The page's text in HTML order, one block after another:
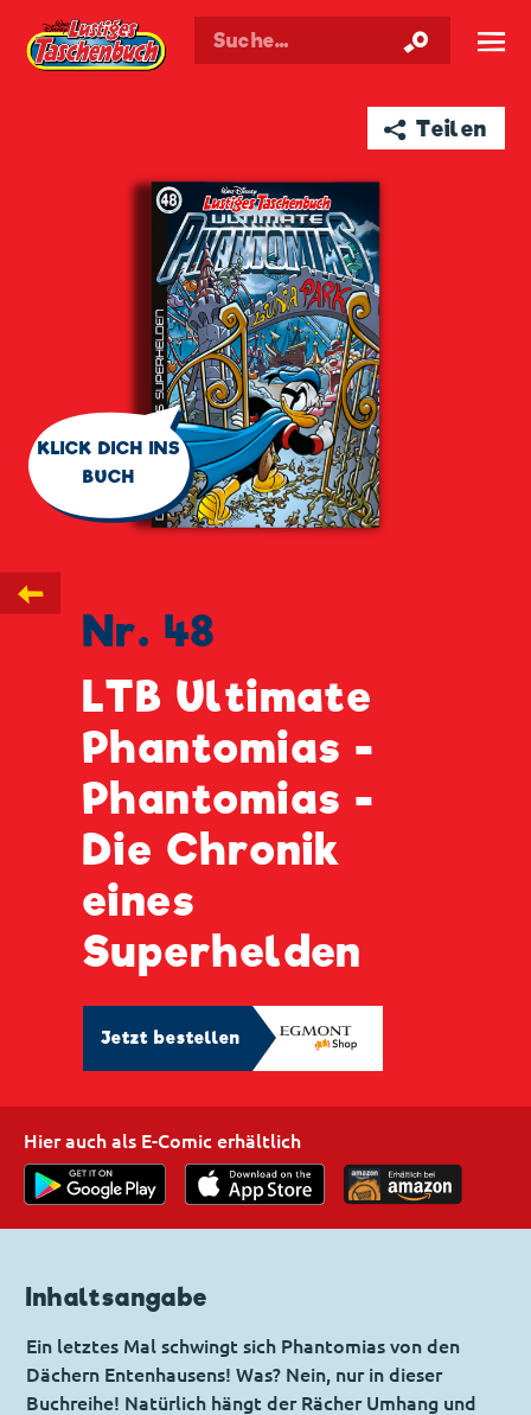
Walt Disneys Taschenbuch ☰
➦ Teilen
←
🗨
KLICK DICH INS
BUCH
Nr. 48
LTB Ultimate
Phantomias -
Phantomias -
Die Chronik
eines
Superhelden
Jetzt bestellen
Hier auch als E-Comic erhältlich
Inhaltsangabe
Ein letztes Mal schwingt sich Phantomias von den
Dächern Entenhausens! Was? Nein, nur in dieser
Buchreihe! Natürlich hängt der Rächer Umhang und